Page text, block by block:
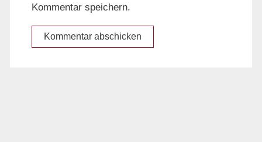
Kommentar speichern.